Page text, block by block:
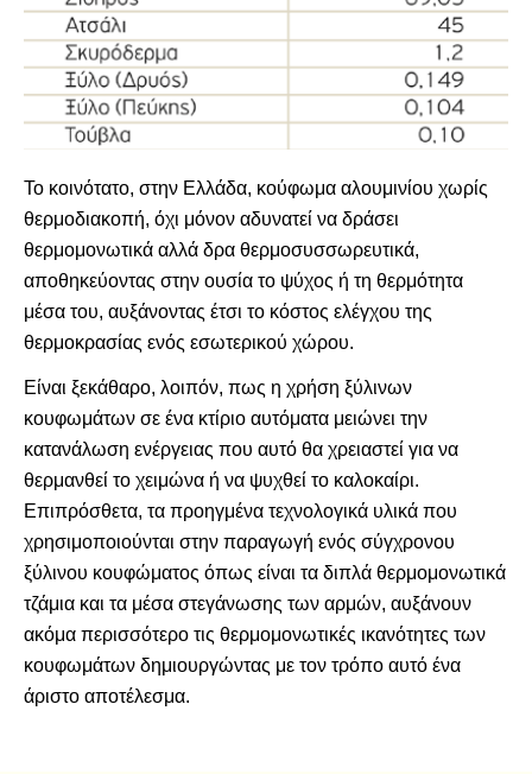
Το κοινότατο, στην Ελλάδα, κούφωμα αλουμινίου χωρίς
θερμοδιακοπή, όχι μόνον αδυνατεί να δράσει
θερμομονωτικά αλλά δρα θερμοσυσσωρευτικά,
αποθηκεύοντας στην ουσία το ψύχος ή τη θερμότητα
μέσα του, αυξάνοντας έτσι το κόστος ελέγχου της
θερμοκρασίας ενός εσωτερικού χώρου.
Είναι ξεκάθαρο, λοιπόν, πως η χρήση ξύλινων
κουφωμάτων σε ένα κτίριο αυτόματα μειώνει την
κατανάλωση ενέργειας που αυτό θα χρειαστεί για να
θερμανθεί το χειμώνα ή να ψυχθεί το καλοκαίρι.
Επιπρόσθετα, τα προηγμένα τεχνολογικά υλικά που
χρησιμοποιούνται στην παραγωγή ενός σύγχρονου
ξύλινου κουφώματος όπως είναι τα διπλά θερμομονωτικά
τζάμια και τα μέσα στεγάνωσης των αρμών, αυξάνουν
ακόμα περισσότερο τις θερμομονωτικές ικανότητες των
κουφωμάτων δημιουργώντας με τον τρόπο αυτό ένα
άριστο αποτέλεσμα.